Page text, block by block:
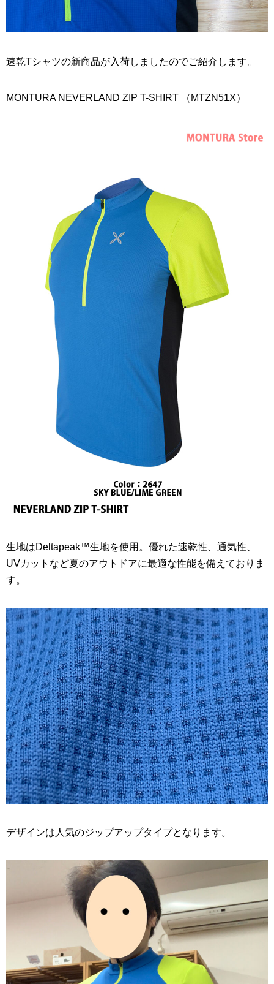
速乾Tシャツの新商品が入荷しましたのでご紹介します。
MONTURA NEVERLAND ZIP T-SHIRT （MTZN51X）
生地はDeltapeak™生地を使用。優れた速乾性、通気性、
UVカットなど夏のアウトドアに最適な性能を備えておりま
す。
デザインは人気のジップアップタイプとなります。